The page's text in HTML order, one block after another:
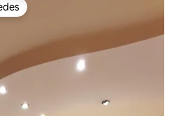
preferido